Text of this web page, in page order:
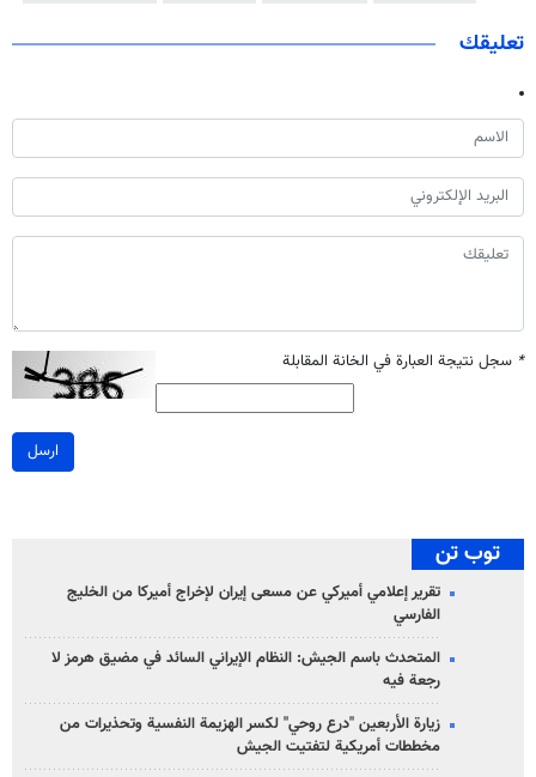
تعليقك
* سجل نتيجة العبارة في الخانة المقابلة
ارسل
توب تن
تقرير إعلامي أميركي عن مسعى إيران لإخراج أميركا من الخليج
الفارسي
المتحدث باسم الجيش: النظام الإيراني السائد في مضيق هرمز لا
رجعة فيه
زيارة الأربعين "درع روحي" لكسر الهزيمة النفسية وتحذيرات من
مخططات أمريكية لتفتيت الجيش